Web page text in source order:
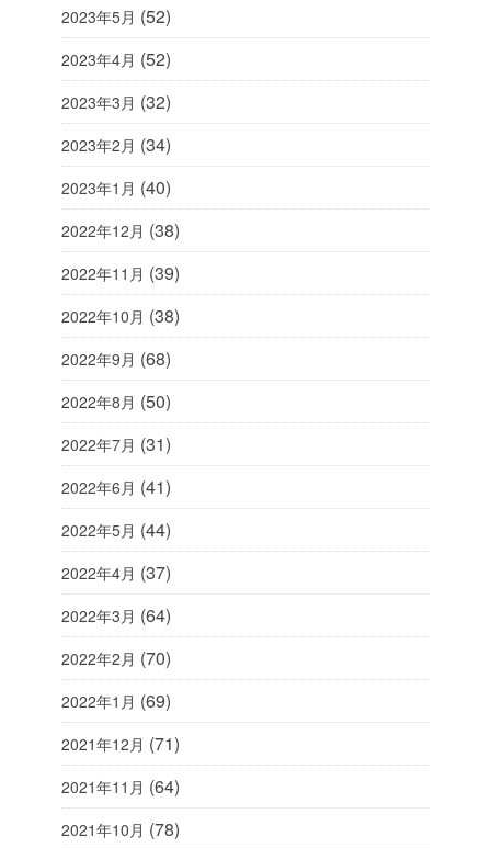
2023年5月 (52)
2023年4月 (52)
2023年3月 (32)
2023年2月 (34)
2023年1月 (40)
2022年12月 (38)
2022年11月 (39)
2022年10月 (38)
2022年9月 (68)
2022年8月 (50)
2022年7月 (31)
2022年6月 (41)
2022年5月 (44)
2022年4月 (37)
2022年3月 (64)
2022年2月 (70)
2022年1月 (69)
2021年12月 (71)
2021年11月 (64)
2021年10月 (78)